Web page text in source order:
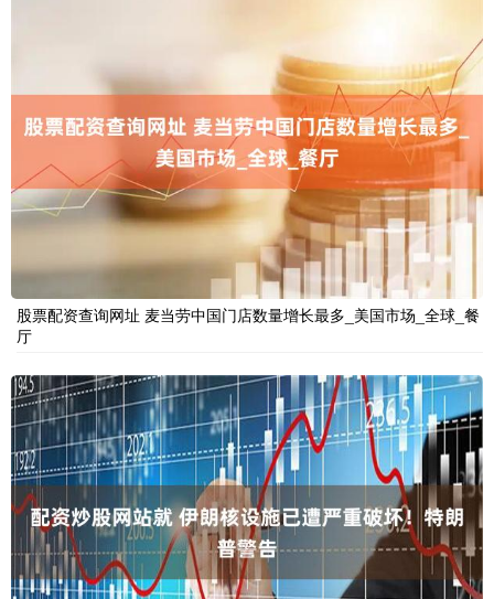
股票配资查询网址 麦当劳中国门店数量增长最多_美国市场_全球_餐
厅